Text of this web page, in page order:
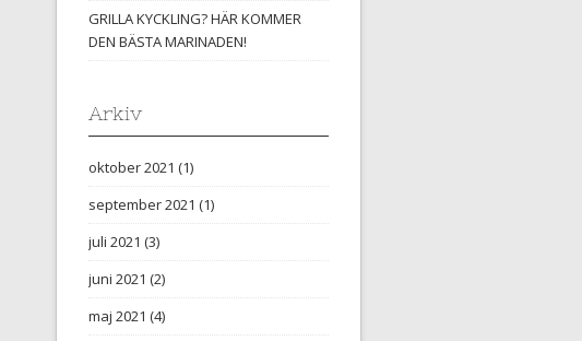
GRILLA KYCKLING? HÄR KOMMER
DEN BÄSTA MARINADEN!
Arkiv
oktober 2021 (1)
september 2021 (1)
juli 2021 (3)
juni 2021 (2)
maj 2021 (4)